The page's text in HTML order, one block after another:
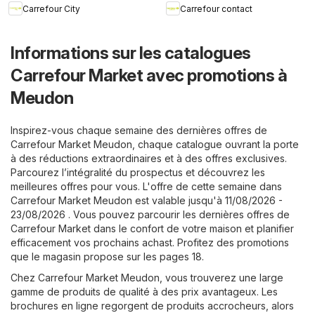
Carrefour City
Carrefour contact
Informations sur les catalogues
Carrefour Market avec promotions à
Meudon
Inspirez-vous chaque semaine des dernières offres de
Carrefour Market Meudon, chaque catalogue ouvrant la porte
à des réductions extraordinaires et à des offres exclusives.
Parcourez l’intégralité du prospectus et découvrez les
meilleures offres pour vous. L'offre de cette semaine dans
Carrefour Market Meudon est valable jusqu'à 11/08/2026 -
23/08/2026 . Vous pouvez parcourir les dernières offres de
Carrefour Market dans le confort de votre maison et planifier
efficacement vos prochains achast. Profitez des promotions
que le magasin propose sur les pages 18.
Chez Carrefour Market Meudon, vous trouverez une large
gamme de produits de qualité à des prix avantageux. Les
brochures en ligne regorgent de produits accrocheurs, alors